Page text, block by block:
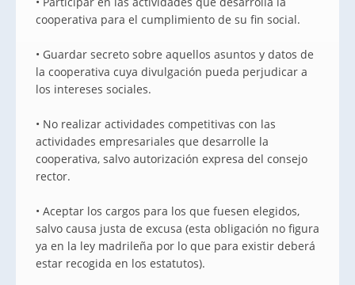
cooperativa para el cumplimiento de su fin social.
• Guardar secreto sobre aquellos asuntos y datos de
la cooperativa cuya divulgación pueda perjudicar a
los intereses sociales.
• No realizar actividades competitivas con las
actividades empresariales que desarrolle la
cooperativa, salvo autorización expresa del consejo
rector.
• Aceptar los cargos para los que fuesen elegidos,
salvo causa justa de excusa (esta obligación no figura
ya en la ley madrileña por lo que para existir deberá
estar recogida en los estatutos).